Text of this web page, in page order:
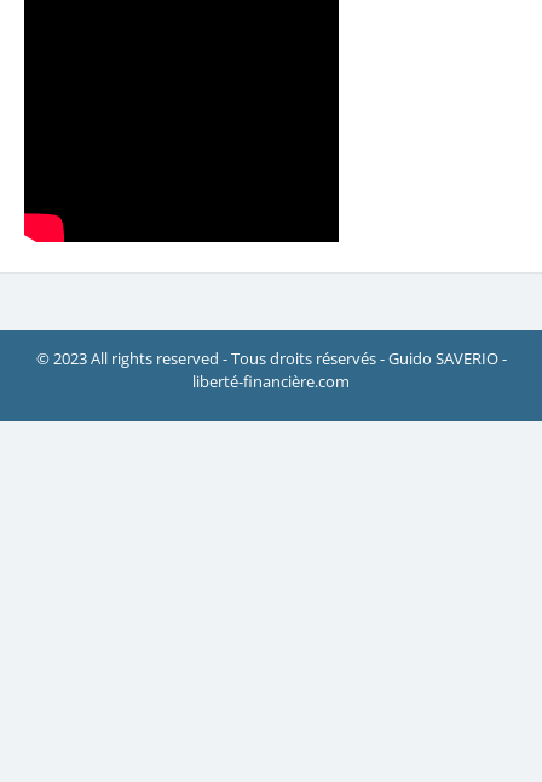
© 2023 All rights reserved - Tous droits réservés - Guido SAVERIO -
liberté-financière.com